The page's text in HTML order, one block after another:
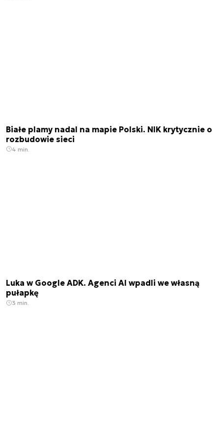
Białe plamy nadal na mapie Polski. NIK krytycznie o
rozbudowie sieci
4 min.
Luka w Google ADK. Agenci AI wpadli we własną
pułapkę
3 min.